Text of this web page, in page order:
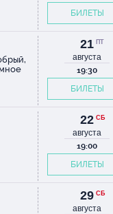
БИЛЕТЫ
21 ПТ
августа
19:30
БИЛЕТЫ
22 СБ
августа
19:00
БИЛЕТЫ
29 СБ
августа